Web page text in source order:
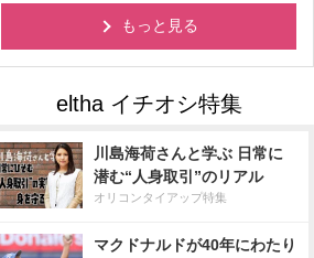
もっと見る
川島海荷さんと学ぶ 日常に
潜む“人身取引”のリアル
オリコンタイアップ特集
マクドナルドが40年にわたり